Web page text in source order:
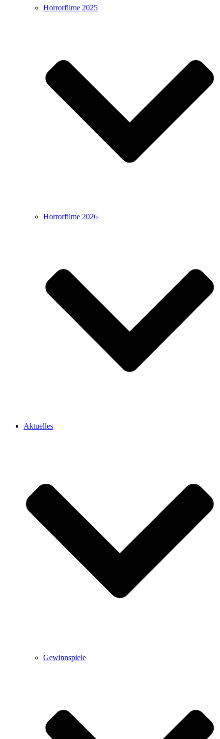
Horrorfilme 2025
Horrorfilme 2026
Aktuelles
Gewinnspiele